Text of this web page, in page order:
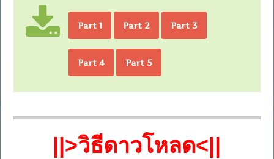
Part 1 Part 2 Part 3
Part 4 Part 5
||>วิธีดาวโหลด<||